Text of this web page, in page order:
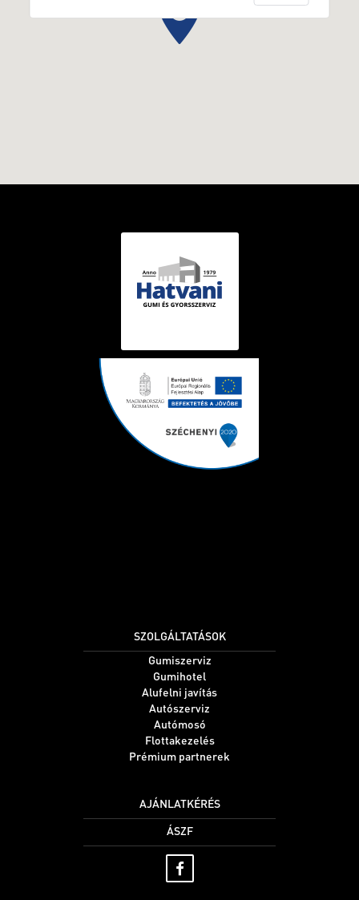
SZOLGÁLTATÁSOK
Gumiszerviz
Gumihotel
Alufelni javítás
Autószerviz
Autómosó
Flottakezelés
Prémium partnerek
AJÁNLATKÉRÉS
ÁSZF